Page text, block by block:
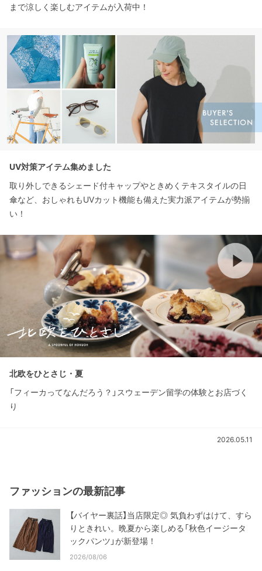
まで涼しく楽しむアイテムが入荷中！
UV対策アイテム集めました
取り外しできるシェード付キャップやときめくテキスタイルの日
傘など、おしゃれもUVカット機能も備えた実力派アイテムが勢揃
い！
北欧をひとさじ・夏
「フィーカってなんだろう？」スウェーデン留学の体験とお店づく
り
2026.05.11
ファッションの最新記事
【バイヤー裏話】当店限定◎ 気負わずはけて、すら
りときれい。晩夏から楽しめる「秋色イージータ
ックパンツ」が新登場！
2026/08/06